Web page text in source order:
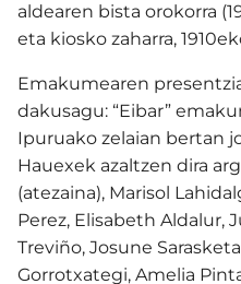
aldearen bista orokorra
eta kiosko zaharra,
Emakumearen
dakusagu: “Eibar”
Ipuruako zelaian bertan
Hauexek azaltzen dira
(atezaina), Marisol
Perez, Elisabeth Aldalur,
Treviño, Josune
Gorrotxategi, Amelia